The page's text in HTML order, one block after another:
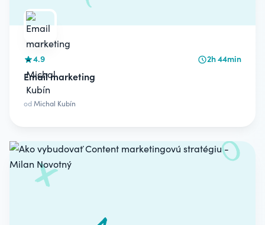
4.9 2h 44min
Email marketing
odMichal Kubín